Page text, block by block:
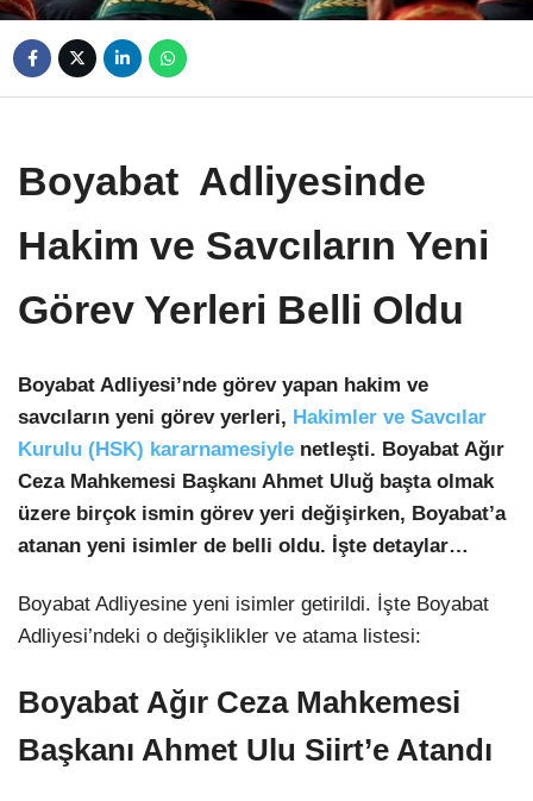
Boyabat Adliyesinde
Hakim ve Savcıların Yeni
Görev Yerleri Belli Oldu
Boyabat Adliyesi’nde görev yapan hakim ve
savcıların yeni görev yerleri, Hakimler ve Savcılar
Kurulu (HSK) kararnamesiyle netleşti. Boyabat Ağır
Ceza Mahkemesi Başkanı Ahmet Uluğ başta olmak
üzere birçok ismin görev yeri değişirken, Boyabat’a
atanan yeni isimler de belli oldu. İşte detaylar…
Boyabat Adliyesine yeni isimler getirildi. İşte Boyabat
Adliyesi’ndeki o değişiklikler ve atama listesi:
Boyabat Ağır Ceza Mahkemesi
Başkanı Ahmet Ulu Siirt’e Atandı